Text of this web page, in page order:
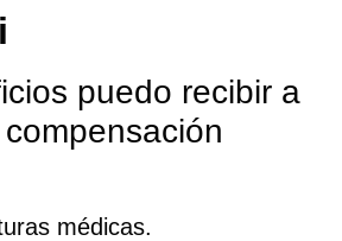
puedo recibir a
médicas.